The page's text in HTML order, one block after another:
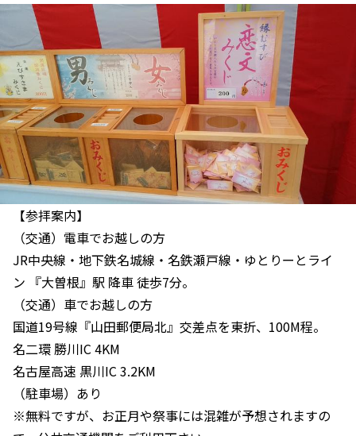
【参拝案内】
（交通）電車でお越しの方
JR中央線・地下鉄名城線・名鉄瀬戸線・ゆとりーとライ
ン 『大曽根』駅 降車 徒歩7分。
（交通）車でお越しの方
国道19号線『山田郵便局北』交差点を東折、100M程。
名二環 勝川IC 4KM
名古屋高速 黒川IC 3.2KM
（駐車場）あり
※無料ですが、お正月や祭事には混雑が予想されますの